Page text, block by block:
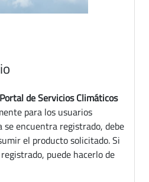
Portal de Servicios Climáticos
para los usuarios
se encuentra registrado, debe
el producto solicitado. Si
puede hacerlo de